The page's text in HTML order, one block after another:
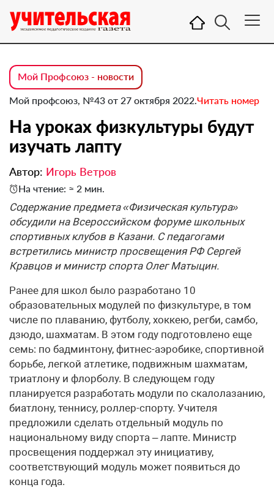
Мой Профсоюз - новости
Мой профсоюз, №43 от 27 октября 2022.Читать номер
На уроках физкультуры будут
изучать лапту
Автор: Игорь Ветров
На чтение: ≈ 2 мин.
Содержание предмета «Физическая культура»
обсудили на Всероссийском форуме школьных
спортивных клубов в Казани. С педагогами
встретились министр просвещения РФ Сергей
Кравцов и министр спорта Олег Матыцин.
Ранее для школ было разработано 10
образовательных модулей по физкультуре, в том
числе по плаванию, футболу, хоккею, регби, самбо,
дзюдо, шахматам. В этом году подготовлено еще
семь: по бадминтону, фитнес-аэробике, спортивной
борьбе, легкой атлетике, подвижным шахматам,
триатлону и флорболу. В следующем году
планируется разработать модули по скалолазанию,
биатлону, теннису, роллер-спорту. Учителя
предложили сделать отдельный модуль по
национальному виду спорта – лапте. Министр
просвещения поддержал эту инициативу,
соответствующий модуль может появиться до
конца года.